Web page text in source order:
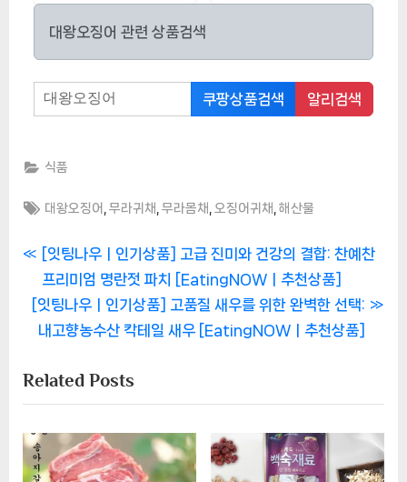
대왕오징어 관련 상품검색
쿠팡상품검색 알리검색
식품
Tags:
대왕오징어 ,무라귀채 ,무라몸채 오징어귀채 ,해산물
글
탐
색
P
r
e
v
o
u
s
P
[잇팅나우ㅣ인기상품] 고급 진미와 건강의 결합: 찬예찬
프리미엄 명란젓 파치 [EatingNOWㅣ추천상품]
N
e
t
P
o
s
[잇팅나우ㅣ인기상품] 고품질 새우를 위한 완벽한 선택:
내고향농수산 칵테일 새우 [EatingNOWㅣ추천상품]
Related Posts